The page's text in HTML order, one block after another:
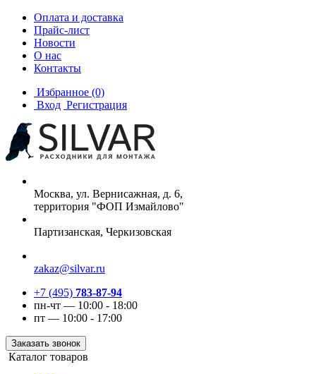
Оплата и доставка
Прайс-лист
Новости
О нас
Контакты
Избранное (0)
Вход Регистрация
Москва, ул. Вернисажная, д. 6,
территория "ФОП Измайлово"
Партизанская, Черкизовская
zakaz@silvar.ru
+7 (495) 783-87-94
пн-чт — 10:00 - 18:00
пт — 10:00 - 17:00
Заказать звонок
Каталог товаров